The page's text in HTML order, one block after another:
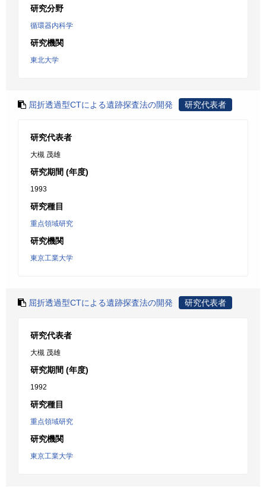
研究分野
循環器内科学
研究機関
東北大学
屈折透過型CTによる遺跡探査法の開発 研究代表者
研究代表者
大槻 茂雄
研究期間 (年度)
1993
研究種目
重点領域研究
研究機関
東京工業大学
屈折透過型CTによる遺跡探査法の開発 研究代表者
研究代表者
大槻 茂雄
研究期間 (年度)
1992
研究種目
重点領域研究
研究機関
東京工業大学